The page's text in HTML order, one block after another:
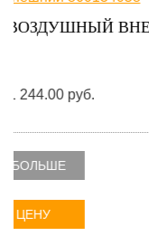
МАСЛЯНЫЙ
Цена: от 11 244.00
УЗНАТЬ БОЛЬШЕ
УЗНАТЬ ЦЕНУ